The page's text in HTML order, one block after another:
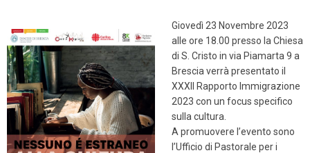
Giovedì 23 Novembre 2023
alle ore 18.00 presso la Chiesa
di S. Cristo in via Piamarta 9 a
Brescia verrà presentato il
XXXII Rapporto Immigrazione
2023 con un focus specifico
sulla cultura.
A promuovere l’evento sono
l’Ufficio di Pastorale per i